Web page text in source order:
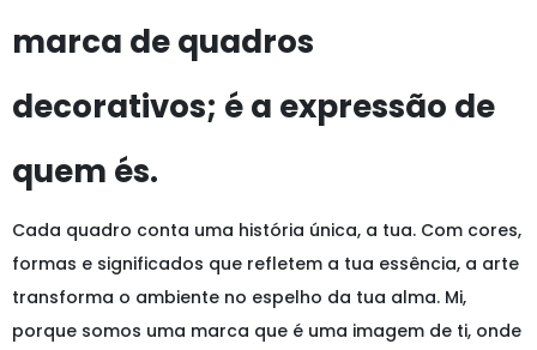
marca de quadros
decorativos; é a expressão de
quem és.
Cada quadro conta uma história única, a tua. Com cores,
formas e significados que refletem a tua essência, a arte
transforma o ambiente no espelho da tua alma. Mi,
porque somos uma marca que é uma imagem de ti, onde